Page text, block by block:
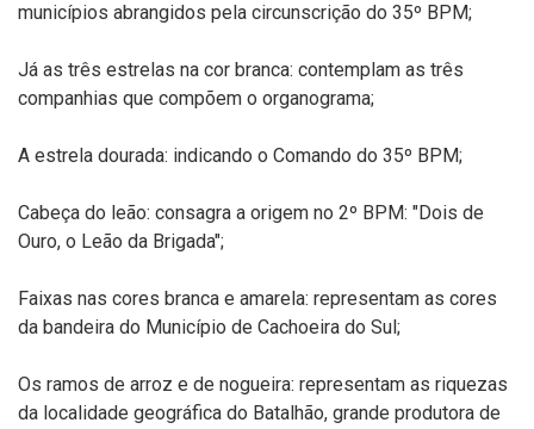
municípios abrangidos pela circunscrição do 35º BPM;
Já as três estrelas na cor branca: contemplam as três
companhias que compõem o organograma;
A estrela dourada: indicando o Comando do 35º BPM;
Cabeça do leão: consagra a origem no 2º BPM: "Dois de
Ouro, o Leão da Brigada";
Faixas nas cores branca e amarela: representam as cores
da bandeira do Município de Cachoeira do Sul;
Os ramos de arroz e de nogueira: representam as riquezas
da localidade geográfica do Batalhão, grande produtora de